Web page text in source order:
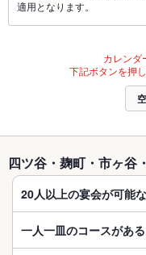
適用となります。
カレンダ
下記ボタンを押
四ツ谷・麹町・市ヶ谷
20人以上の宴会が可能
一人一皿のコースがあ